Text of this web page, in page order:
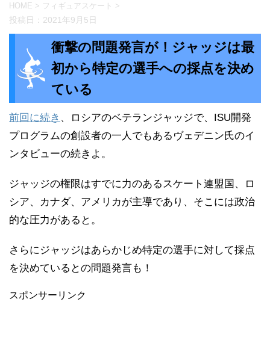
HOME > フィギュアスケート >
投稿日： 2021年9月5日
衝撃の問題発言が！ジャッジは最
初から特定の選手への採点を決め
ている
前回に続き 、ロシアのベテランジャッジで、ISU開発
プログラムの創設者の一人でもあるヴェデニン氏のイ
ンタビューの続きよ。
ジャッジの権限はすでに力のあるスケート連盟国、ロ
シア、カナダ、アメリカが主導であり、そこには政治
的な圧力があると。
さらにジャッジはあらかじめ特定の選手に対して採点
を決めているとの問題発言も！
スポンサーリンク